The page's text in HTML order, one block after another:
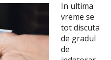
In ultima
vreme se
tot discuta
de gradul
de